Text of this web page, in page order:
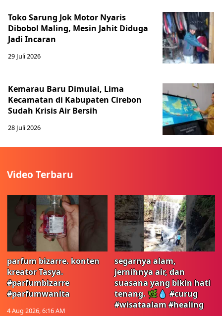
Toko Sarung Jok Motor Nyaris
Dibobol Maling, Mesin Jahit Diduga
Jadi Incaran
29 Juli 2026
Kemarau Baru Dimulai, Lima
Kecamatan di Kabupaten Cirebon
Sudah Krisis Air Bersih
28 Juli 2026
Video Terbaru
parfum bizarre. konten
kreator Tasya.
#parfumbizarre
#parfumwanita
4 Aug 2026, 6:16 AM
segarnya alam,
jernihnya air, dan
suasana yang bikin hati
tenang. 🌿💧 #curug
#wisataalam #healing